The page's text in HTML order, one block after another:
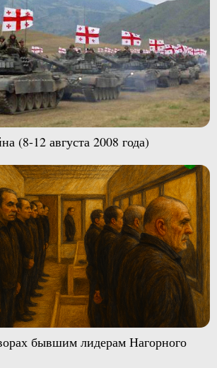
(8-12 августа 2008 года)
бывшим лидерам Нагорного